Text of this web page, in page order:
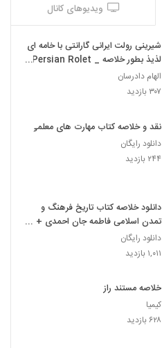
ویدیوهای کانال
شیرینی رولت ایرانی گارانتی با خامه ای
لذیذ بطور خلاصه Persian Rolet _
Episode 38 short cut
الهام دادرسان
۳۰۷ بازدید
نقد و خلاصه کتاب مهارت های معلمی
دانلود رایگان
۲۴۴ بازدید
دانلود خلاصه کتاب تاریخ فرهنگ و
تمدن اسلامی فاطمه جان احمدی +
نمونه سوالات
دانلود رایگان
۱,۰۱۱ بازدید
خلاصه مستند راز
کیمیا
۶۲۸ بازدید